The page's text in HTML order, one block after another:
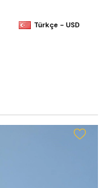
Türkçe - USD